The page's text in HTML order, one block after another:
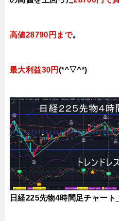
高値28790円まで。
最大利益30円 (*^▽^*)
日経225先物4時間足チャート